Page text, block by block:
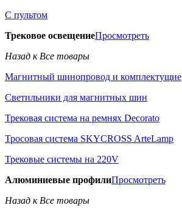
С пультом
Трековое освещениеПросмотреть
Назад к Все товары
Магнитный шинопровод и комплектущие
Светильники для магнитных шин
Трековая система на ремнях Decorato
Тросовая система SKYCROSS ArteLamp
Трековые системы на 220V
Алюминиевые профилиПросмотреть
Назад к Все товары